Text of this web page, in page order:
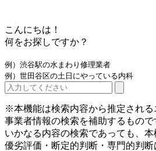
こんにちは！
何をお探しですか？
例）渋谷駅の水まわり修理業者
例）世田谷区の土日にやっている内科
※本機能は検索内容から推定される
事業者情報の検索を補助するもので
いかなる内容の検索であっても、本
優劣評価・断定的判断・専門的判断